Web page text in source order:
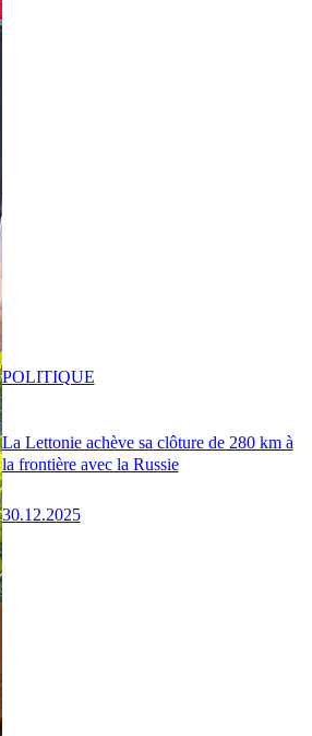
La Lettonie achève sa clôture de 280 km à
la frontière avec la Russie
30.12.2025
POLITIQUE